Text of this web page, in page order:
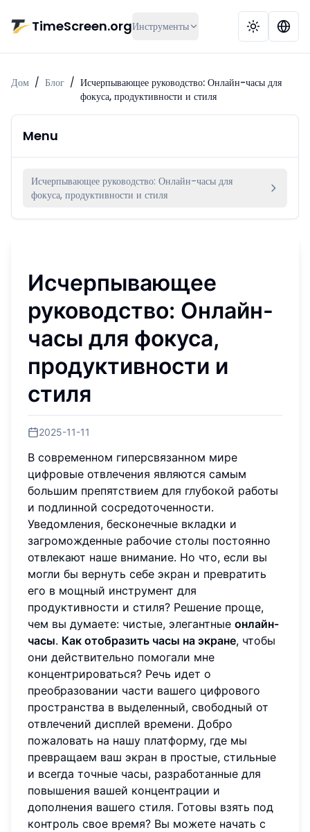
TimeScreen.orgИнструменты
Дом / Блог / Исчерпывающее руководство: Онлайн-часы для
фокуса, продуктивности и стиля
Menu
Исчерпывающее руководство: Онлайн-часы для
фокуса, продуктивности и стиля
Исчерпывающее
руководство: Онлайн-
часы для фокуса,
продуктивности и
стиля
2025-11-11
В современном гиперсвязанном мире
цифровые отвлечения являются самым
большим препятствием для глубокой работы
и подлинной сосредоточенности.
Уведомления, бесконечные вкладки и
загроможденные рабочие столы постоянно
отвлекают наше внимание. Но что, если вы
могли бы вернуть себе экран и превратить
его в мощный инструмент для
продуктивности и стиля? Решение проще,
чем вы думаете: чистые, элегантные онлайн-
часы. Как отобразить часы на экране, чтобы
они действительно помогали мне
концентрироваться? Речь идет о
преобразовании части вашего цифрового
пространства в выделенный, свободный от
отвлечений дисплей времени. Добро
пожаловать на нашу платформу, где мы
превращаем ваш экран в простые, стильные
и всегда точные часы, разработанные для
повышения вашей концентрации и
дополнения вашего стиля. Готовы взять под
контроль свое время? Вы можете начать с